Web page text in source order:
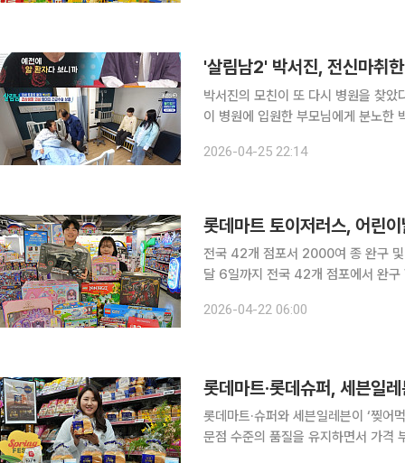
'살림남2' 박서진, 전신마취
박서진의 모친이 또 다시 병원을 찾았다. 25일 방송된 KBS 2TV ‘살림하는 남자들’에서는
이 병원에 입원한 부모님에게 분노한 박서진의 모습이
엄마가 아팠던 적이 있어서 그때의 기
2026-04-25 22:14
롯데마트 토이저러스, 어린
전국 42개 점포서 2000여 종 완구 및 게임류 선봬 롯데마트 토이저러스
달 6일까지 전국 42개 점포에서 완구 할인
를 대상으로 진행한다. 레고 브랜드는
2026-04-22 06:00
롯데마트·롯데슈퍼, 세븐일
롯데마트·슈퍼와 세븐일레븐이 ‘찢어
문점 수준의 품질을 유지하면서 가격